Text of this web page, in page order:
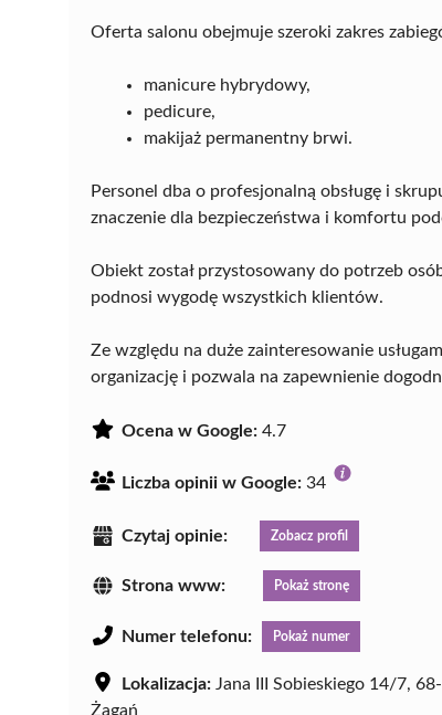
Oferta salonu obejmuje szeroki zakres
manicure hybrydowy,
pedicure,
makijaż permanentny brwi.
Personel dba o profesjonalną obsługę i
znaczenie dla bezpieczeństwa i komfortu
Obiekt został przystosowany do potrzeb
podnosi wygodę wszystkich klientów.
Ze względu na duże zainteresowanie
organizację i pozwala na zapewnienie
Ocena w Google: 4.7
Liczba opinii w Google: 34
Czytaj opinie: Zobacz profil
Strona www: Pokaż stronę
Numer telefonu: Pokaż numer
Lokalizacja: Jana III Sobieskiego 14/7,
Żagań